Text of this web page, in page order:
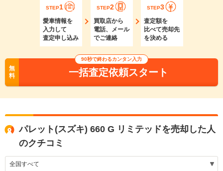
STEP1
愛車情報を
入力して
査定申し込み
STEP2
買取店から
電話、メール
でご連絡
STEP3
査定額を
比べて売却先
を決める
無
料
90秒で終わるカンタン入力
一括査定依頼スタート
パレット(スズキ) 660 G リミテッドを売却した人
のクチコミ